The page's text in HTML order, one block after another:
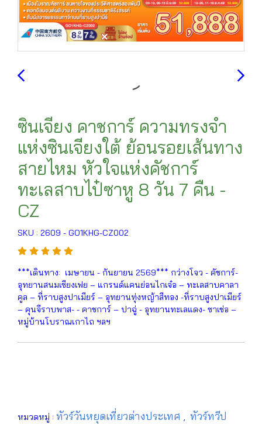
ซินเจียง คาชการ์ ความทรงจำ
แห่งซินเจียงใต้ ย้อนรอยเส้นทาง
สายไหม หัวใจแห่งคัชการ์
ทะเลสาบไป๋ซาหู 8 วัน 7 คืน -
CZ
SKU : 2609 - GO1KHG-CZ002
***เดินทาง: เมษายน - กันยายน 2569*** กว่างโจว - คัชการ์-
อุทยานสนมเซียงเฟย – แกรนด์แคนย่อนไกเจ๋อ – ทะเลสาบคาลา
คูล – ที่ราบสูงปาเมียร์ – อุทยานทุ่งหญ้าสีทอง -ที่ราบสูงปาเมียร์
– คุนจีราบพาส- - คาชการ์ – ปาฉู่ - อุทยานทะเลแดง- ซาเช่อ –
หมู่บ้านโบราณเกาไถ ฯลฯ
หมวดหมู่ : ทัวร์วันหยุดเที่ยวต่างประเทศ , ทัวร์ทวีป